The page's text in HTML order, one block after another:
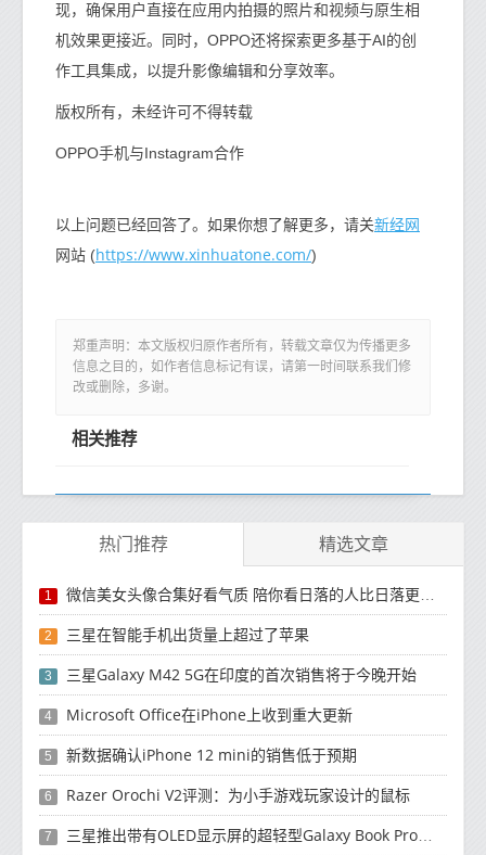
现，确保用户直接在应用内拍摄的照片和视频与原生相
机效果更接近。同时，OPPO还将探索更多基于AI的创
作工具集成，以提升影像编辑和分享效率。
版权所有，未经许可不得转载
OPPO手机与Instagram合作
以上问题已经回答了。如果你想了解更多，请关新经网
网站 (https://www.xinhuatone.com/)
郑重声明：本文版权归原作者所有，转载文章仅为传播更多
信息之目的，如作者信息标记有误，请第一时间联系我们修
改或删除，多谢。
相关推荐
热门推荐 精选文章
1 微信美女头像合集好看气质 陪你看日落的人比日落更浪漫
2 三星在智能手机出货量上超过了苹果
3 三星Galaxy M42 5G在印度的首次销售将于今晚开始
4 Microsoft Office在iPhone上收到重大更新
5 新数据确认iPhone 12 mini的销售低于预期
6 Razer Orochi V2评测：为小手游戏玩家设计的鼠标
7 三星推出带有OLED显示屏的超轻型Galaxy Book Pro和Galaxy Book Pro 360笔记本电脑